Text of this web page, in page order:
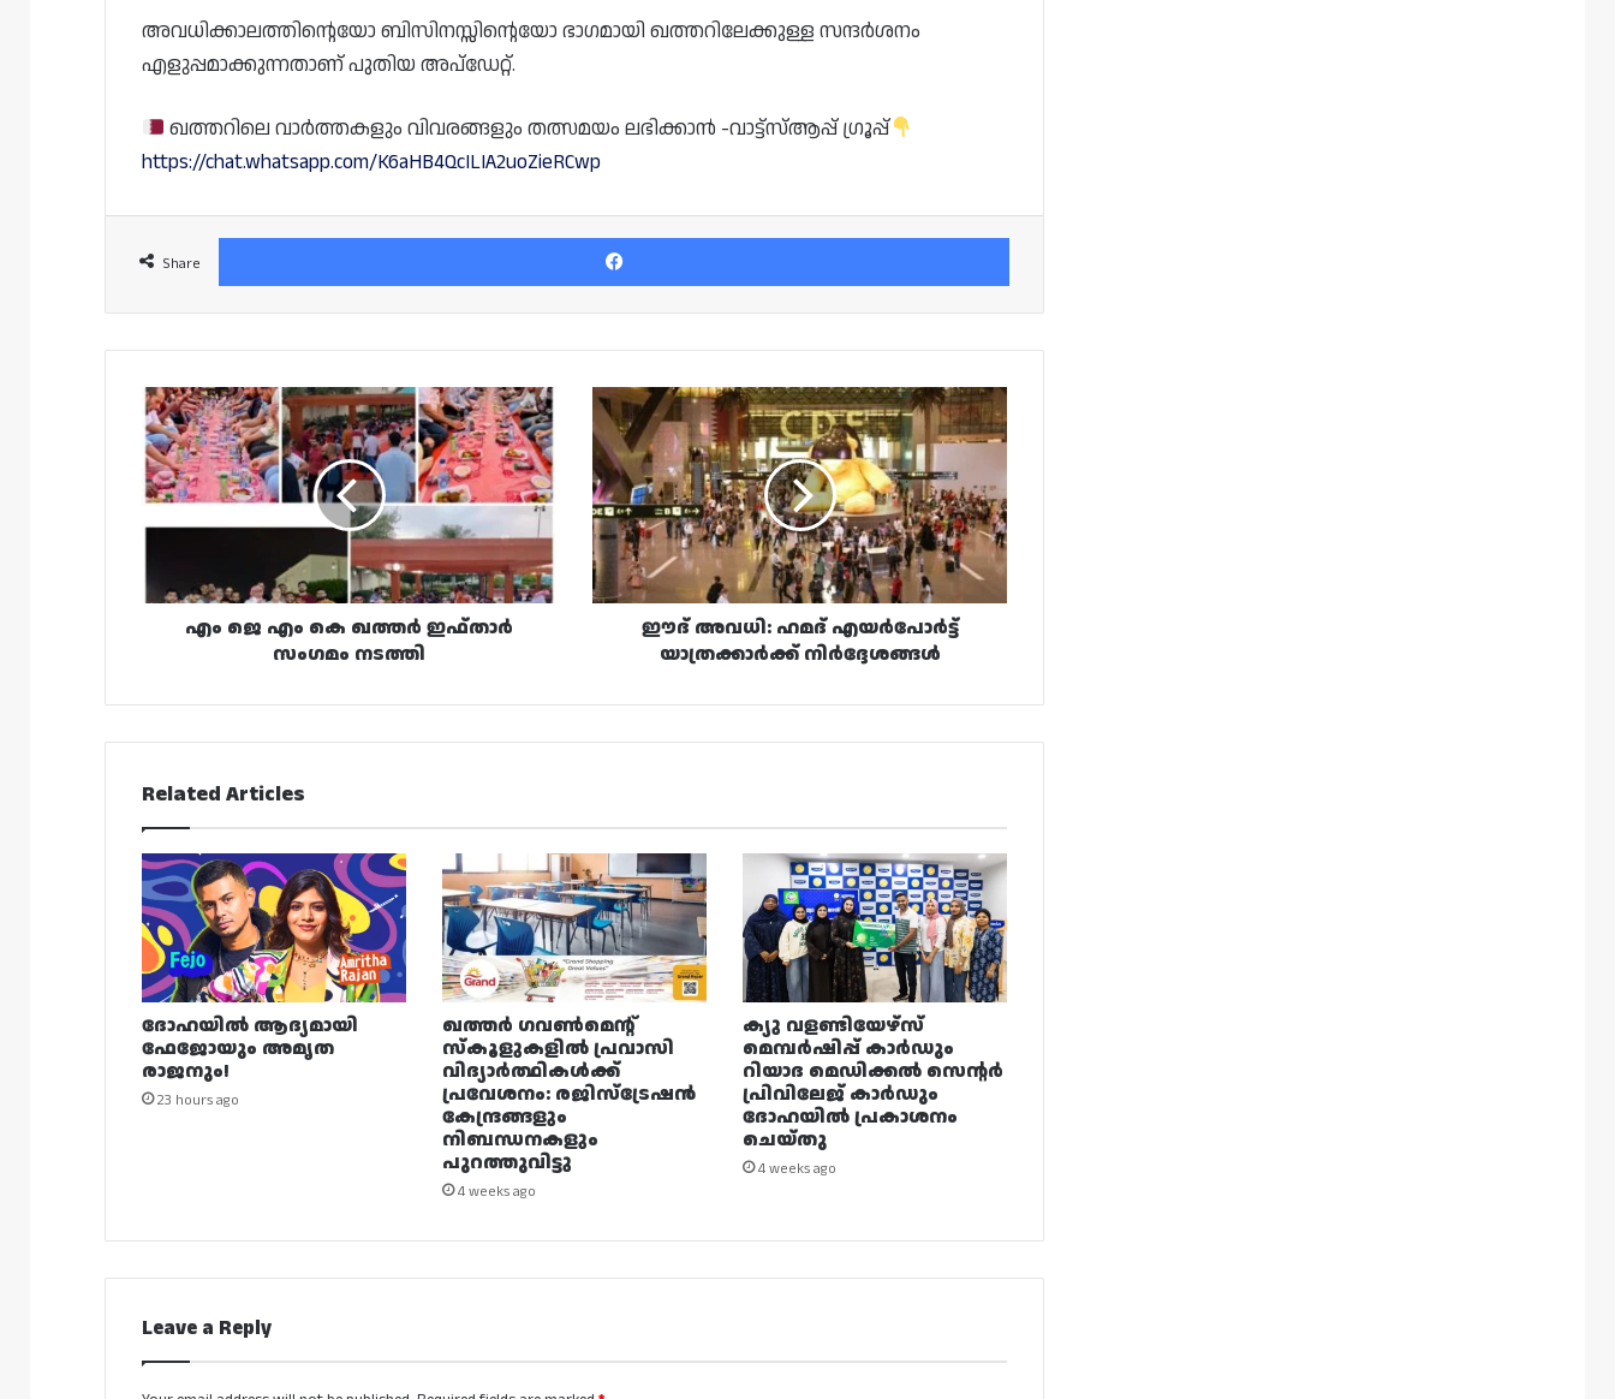
അവധിക്കാലത്തിന്റെയോ ബിസിനസ്സിന്റെയോ ഭാഗമായി ഖത്തറിലേക്കുള്ള സന്ദർശനം
എളുപ്പമാക്കുന്നതാണ് പുതിയ അപ്‌ഡേറ്റ്.
ഖത്തറിലെ വാർത്തകളും വിവരങ്ങളും തത്സമയം ലഭിക്കാൻ -വാട്ട്സ്ആപ്പ് ഗ്രൂപ്പ്
https://chat.whatsapp.com/K6aHB4QcILIA2uoZieRCwp
Share
Facebook
എം
ജെ
എം
കെ
ഖത്തർ
ഇഫ്താർ
എം ജെ എം കെ ഖത്തർ ഇഫ്താർ
സംഗമം നടത്തി
ഈദ്
അവധി:
ഹമദ്
എയർപോർട്ട്
യാത്രക്കാർക്ക്
നിർദ്ദേശങ്ങൾ
ഈദ് അവധി: ഹമദ് എയർപോർട്ട്
യാത്രക്കാർക്ക് നിർദ്ദേശങ്ങൾ
Related Articles
ദോഹയിൽ ആദ്യമായി
ഫേജോയും അമൃത
രാജനും!
23 hours ago
ഖത്തർ ഗവൺമെന്റ്
സ്കൂളുകളിൽ പ്രവാസി
വിദ്യാർത്ഥികൾക്ക്
പ്രവേശനം: രജിസ്ട്രേഷൻ
കേന്ദ്രങ്ങളും
നിബന്ധനകളും
പുറത്തുവിട്ടു
4 weeks ago
ക്യു വളണ്ടിയേഴ്‌സ്
മെമ്പർഷിപ്പ് കാർഡും
റിയാദ മെഡിക്കൽ സെന്റർ
പ്രിവിലേജ് കാർഡും
ദോഹയിൽ പ്രകാശനം
ചെയ്തു
4 weeks ago
Leave a Reply